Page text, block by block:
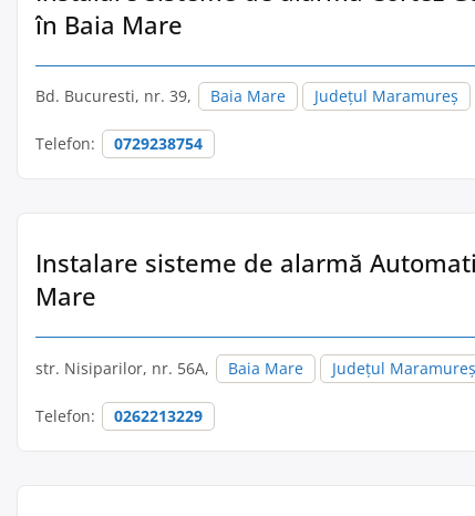
în Baia Mare
Bd. Bucuresti, nr. 39, Baia Mare Județul Maramureș
Telefon: 0729238754
Instalare sisteme de alarmă
Mare
str. Nisiparilor, nr. 56A, Baia Mare Județul Maramureș
Telefon: 0262213229